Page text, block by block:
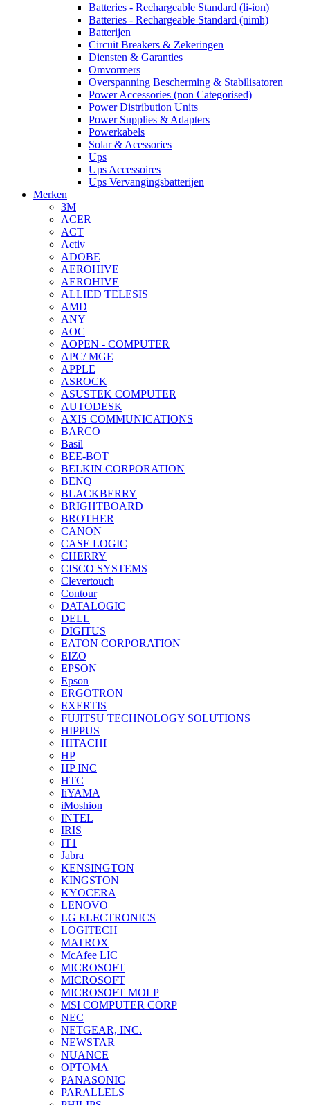
Batteries - Rechargeable Standard (li-ion)
Batteries - Rechargeable Standard (nimh)
Batterijen
Circuit Breakers & Zekeringen
Diensten & Garanties
Omvormers
Overspanning Bescherming & Stabilisatoren
Power Accessories (non Categorised)
Power Distribution Units
Power Supplies & Adapters
Powerkabels
Solar & Acessories
Ups
Ups Accessoires
Ups Vervangingsbatterijen
Merken
3M
ACER
ACT
Activ
ADOBE
AEROHIVE
AEROHIVE
ALLIED TELESIS
AMD
ANY
AOC
AOPEN - COMPUTER
APC/ MGE
APPLE
ASROCK
ASUSTEK COMPUTER
AUTODESK
AXIS COMMUNICATIONS
BARCO
Basil
BEE-BOT
BELKIN CORPORATION
BENQ
BLACKBERRY
BRIGHTBOARD
BROTHER
CANON
CASE LOGIC
CHERRY
CISCO SYSTEMS
Clevertouch
Contour
DATALOGIC
DELL
DIGITUS
EATON CORPORATION
EIZO
EPSON
Epson
ERGOTRON
EXERTIS
FUJITSU TECHNOLOGY SOLUTIONS
HIPPUS
HITACHI
HP
HP INC
HTC
IiYAMA
iMoshion
INTEL
IRIS
IT1
Jabra
KENSINGTON
KINGSTON
KYOCERA
LENOVO
LG ELECTRONICS
LOGITECH
MATROX
McAfee LIC
MICROSOFT
MICROSOFT
MICROSOFT MOLP
MSI COMPUTER CORP
NEC
NETGEAR, INC.
NEWSTAR
NUANCE
OPTOMA
PANASONIC
PARALLELS